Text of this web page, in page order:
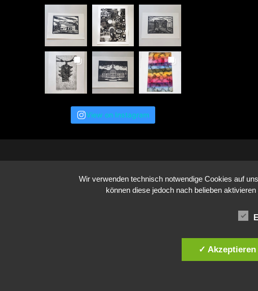
View on Instagram
Wir verwenden technisch notwendige Cookies auf
können diese jedoch nach belieben
✓ Akzeptieren